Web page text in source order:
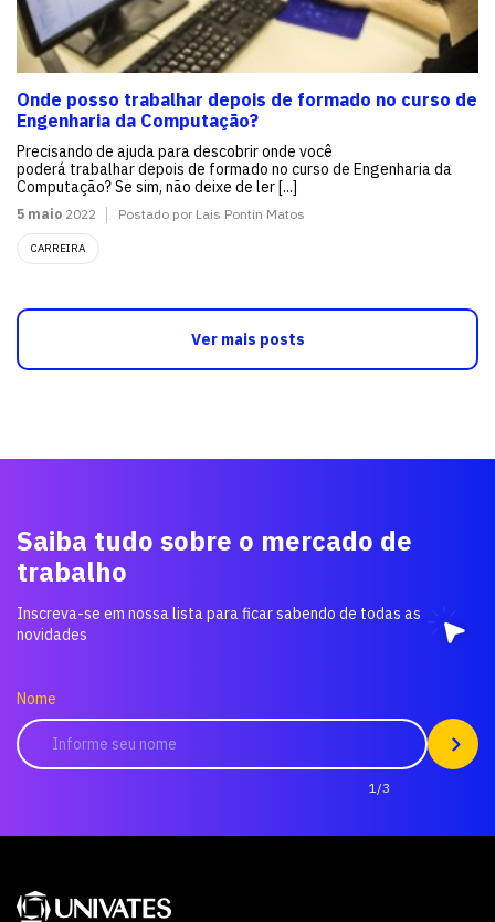
Onde posso trabalhar depois de formado no curso de
Engenharia da Computação?
Precisando de ajuda para descobrir onde você
poderá trabalhar depois de formado no curso de Engenharia da
Computação? Se sim, não deixe de ler [...]
5 maio 2022 Postado por Lais Pontin Matos
CARREIRA
Ver mais posts
Saiba tudo sobre o mercado de
trabalho
Inscreva-se em nossa lista para ficar sabendo de todas as
novidades
Nome
1/3